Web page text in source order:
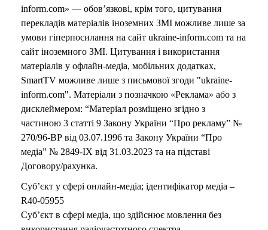
inform.com» — обов’язкові, крім того, цитування
перекладів матеріалів іноземних ЗМІ можливе лише за
умови гіперпосилання на сайт ukraine-inform.com та на
сайт іноземного ЗМІ. Цитування і використання
матеріалів у офлайн-медіа, мобільних додатках,
SmartTV можливе лише з письмової згоди "ukraine-
inform.com". Матеріали з позначкою «Реклама» або з
дисклеймером: “Матеріал розміщено згідно з
частиною 3 статті 9 Закону України “Про рекламу” №
270/96-ВР від 03.07.1996 та Закону України “Про
медіа” № 2849-IX від 31.03.2023 та на підставі
Договору/рахунка.
Суб’єкт у сфері онлайн-медіа; ідентифікатор медіа –
R40-05955
Суб’єкт в сфері медіа, що здійснює мовлення без